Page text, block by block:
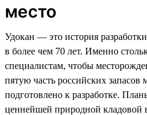
место
Удокан — это история
в более чем 70 лет. Именно
специалистам, чтобы
пятую часть российских запасов
подготовлено к разработке.
ценнейшей природной кладовой